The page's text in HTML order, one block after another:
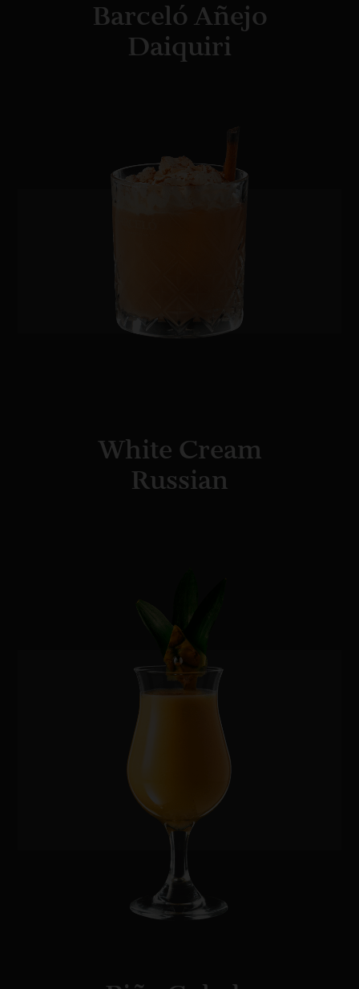
Barceló Añejo
Daiquiri
White Cream
Russian